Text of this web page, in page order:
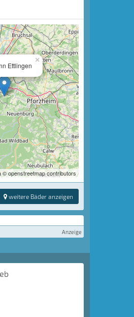
×
Ettlingen
© openstreetmap contributors
weitere Bäder anzeigen
Anzeige